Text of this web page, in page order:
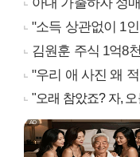
"소득 상관없이 1
김원훈 주식 1억8
"우리 애 사진 왜
"오래 참았죠? 자,